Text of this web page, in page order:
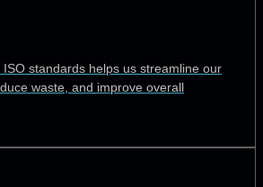
ISO standards helps us streamline our
waste, and improve overall